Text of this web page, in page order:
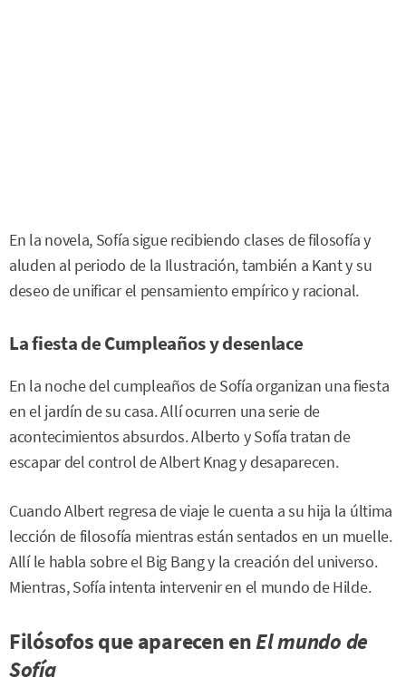
En la novela, Sofía sigue recibiendo clases de filosofía y
aluden al periodo de la Ilustración, también a Kant y su
deseo de unificar el pensamiento empírico y racional.
La fiesta de Cumpleaños y desenlace
En la noche del cumpleaños de Sofía organizan una fiesta
en el jardín de su casa. Allí ocurren una serie de
acontecimientos absurdos. Alberto y Sofía tratan de
escapar del control de Albert Knag y desaparecen.
Cuando Albert regresa de viaje le cuenta a su hija la última
lección de filosofía mientras están sentados en un muelle.
Allí le habla sobre el Big Bang y la creación del universo.
Mientras, Sofía intenta intervenir en el mundo de Hilde.
Filósofos que aparecen enEl mundo de
Sofía